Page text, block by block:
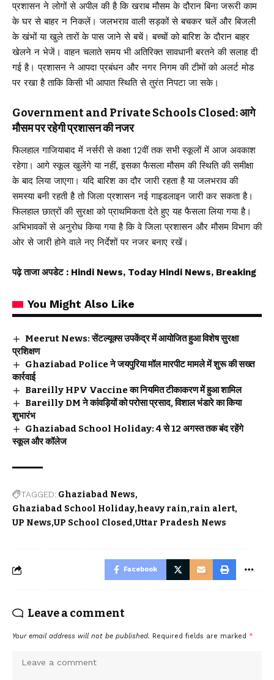
प्रशासन ने लोगों से अपील की है कि खराब मौसम के दौरान बिना जरूरी काम
के घर से बाहर न निकलें। जलभराव वाली सड़कों से बचकर चलें और बिजली
के खंभों या खुले तारों के पास जाने से बचें। बच्चों को बारिश के दौरान बाहर
खेलने न भेजें। वाहन चलाते समय भी अतिरिक्त सावधानी बरतने की सलाह दी
गई है। प्रशासन ने आपदा प्रबंधन और नगर निगम की टीमों को अलर्ट मोड
पर रखा है ताकि किसी भी आपात स्थिति से तुरंत निपटा जा सके।
Government and Private Schools Closed: आगे
मौसम पर रहेगी प्रशासन की नजर
फिलहाल गाजियाबाद में नर्सरी से कक्षा 12वीं तक सभी स्कूलों में आज अवकाश
रहेगा। आगे स्कूल खुलेंगे या नहीं, इसका फैसला मौसम की स्थिति की समीक्षा
के बाद लिया जाएगा। यदि बारिश का दौर जारी रहता है या जलभराव की
समस्या बनी रहती है तो जिला प्रशासन नई गाइडलाइन जारी कर सकता है।
फिलहाल छात्रों की सुरक्षा को प्राथमिकता देते हुए यह फैसला लिया गया है।
अभिभावकों से अनुरोध किया गया है कि वे जिला प्रशासन और मौसम विभाग की
ओर से जारी होने वाले नए निर्देशों पर नजर बनाए रखें।
पढ़े ताजा अपडेट : Hindi News, Today Hindi News, Breaking
You Might Also Like
Meerut News: सेंटल्यूक्स उपकेंद्र में आयोजित हुआ विशेष सुरक्षा
प्रशिक्षण
Ghaziabad Police ने जयपुरिया मॉल मारपीट मामले में शुरू की सख्त
कार्रवाई
Bareilly HPV Vaccine का नियमित टीकाकरण में हुआ शामिल
Bareilly DM ने कांवड़ियों को परोसा प्रसाद, विशाल भंडारे का किया
शुभारंभ
Ghaziabad School Holiday: 4 से 12 अगस्त तक बंद रहेंगे
स्कूल और कॉलेज
TAGGED: Ghaziabad News
Ghaziabad School Holiday heavy rain rain alert
UP News UP School Closed Uttar Pradesh News
Facebook
Leave a comment
Your email address will not be published. Required fields are marked *